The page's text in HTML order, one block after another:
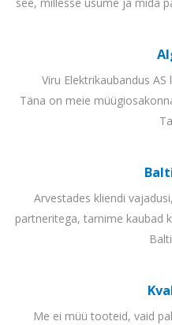
Viru Elektrikaubandus
Täna on meie
Arvestades kliendi
partneritega, tarnime kaubad
Me ei müü tooteid, vaid